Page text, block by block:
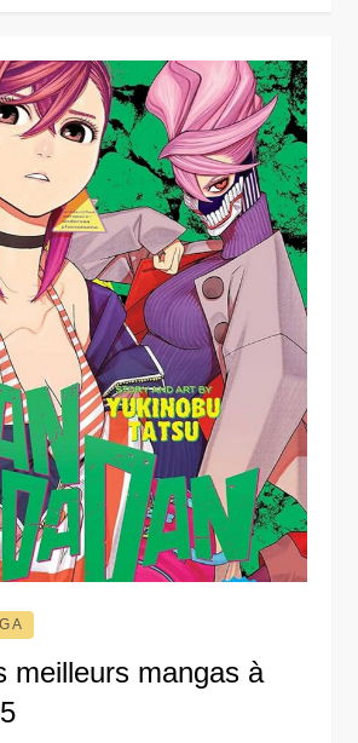
meilleurs mangas à